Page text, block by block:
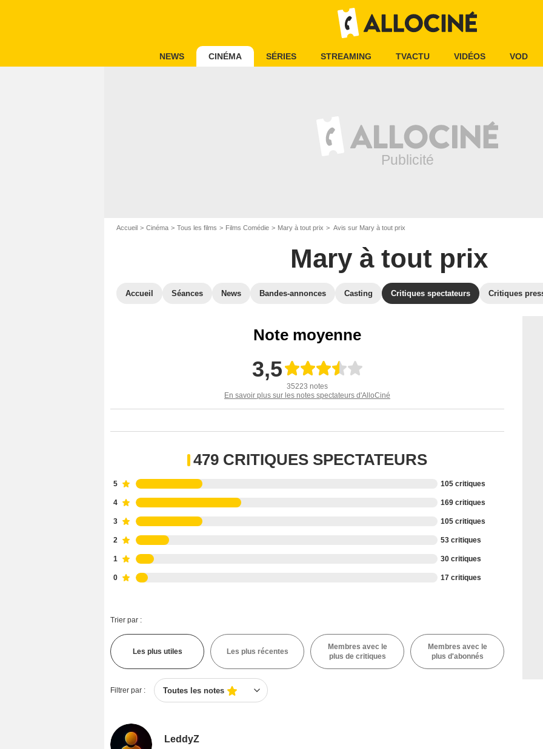
NEWS CINÉMA SÉRIES STREAMING TVACTU VIDÉOS VOD
Accueil Cinéma Tous les films Films Comédie Mary à tout prix Avis sur Mary à tout prix
Mary à tout prix
Accueil Séances News Bandes-annonces Casting Critiques spectateurs Critiques
Note moyenne
3,5
35223 notes
En savoir plus sur les notes spectateurs d'AlloCiné
479 CRITIQUES SPECTATEURS
5 105 critiques
4 169 critiques
3 105 critiques
2 53 critiques
1 30 critiques
0 17 critiques
Trier par :
Les plus utiles Les plus récentes
Membres avec le
plus de critiques
Membres avec le
plus d'abonnés
Filtrer par : Toutes les notes
LeddyZ